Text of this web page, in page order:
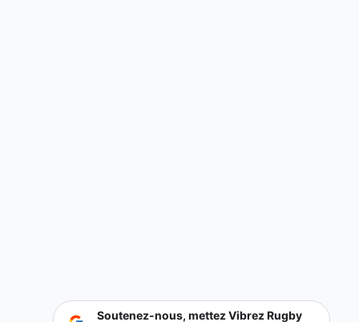
Soutenez-nous, mettez Vibrez Rugby